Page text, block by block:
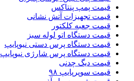
قیمت پمپ پنتاکس
قیمت تجهیزات آتش نشانی
قیمت جعبه کلکتور
قیمت دستگاه اتو لوله سبز
قیمت دستگاه پرس دستی نیوپایپ
قیمت دستگاه پرس شارژی نیوپایپ
قیمت دیگ چدنی
قیمت سوپرپایپ ۹۸